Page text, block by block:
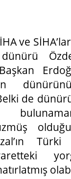
ve
dünürü
de
üzmüş
Türki